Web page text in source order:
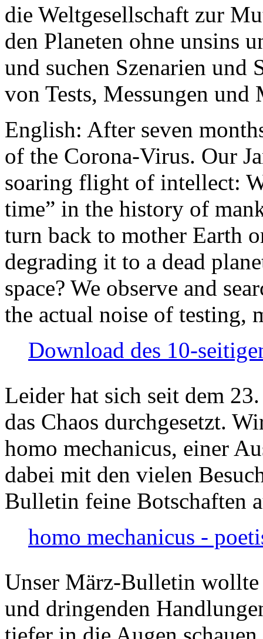
die Weltgesellschaft zur
den Planeten ohne unsins
und suchen Szenarien und
von Tests, Messungen und
English: After seven
of the Corona-Virus. Our
soaring flight of intellect:
time” in the history of
turn back to mother Earth
degrading it to a dead
space? We observe and
the actual noise of testing,
Download des 10-
Leider hat sich seit dem
das Chaos durchgesetzt.
homo mechanicus, einer
dabei mit den vielen
Bulletin feine Botschaften
homo mechanicus -
Unser März-Bulletin
und dringenden